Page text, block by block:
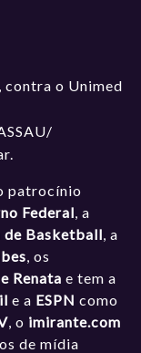
contra o Unimed
patrocínio
Federal, a
de Basketball, a
, os
Renata e tem a
e a ESPNcomo
, o imirante.com
de mídia